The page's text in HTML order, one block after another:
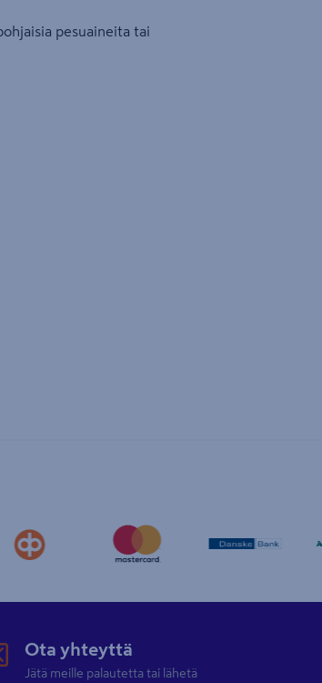
pesuaineita tai
Ota yhteyttä
Jätä meille palautetta tai lähetä